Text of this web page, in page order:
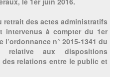
retrait des actes administratifs
intervenus à compter du 1er
l’ordonnance n° 2015-1341 du
relative aux dispositions
relations entre le public et